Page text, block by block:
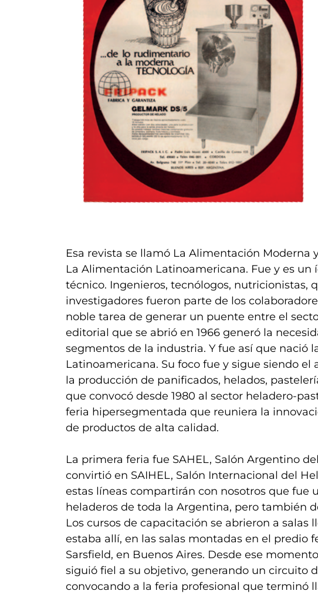
Esa revista se llamó La Alimentación
La Alimentación Latinoamericana. Fue y es
técnico. Ingenieros, tecnólogos, nutricionistas,
investigadores fueron parte de los
noble tarea de generar un puente entre el
editorial que se abrió en 1966 generó la
segmentos de la industria. Y fue así que nació
Latinoamericana. Su foco fue y sigue siendo
la producción de panificados, helados,
que convocó desde 1980 al sector heladero-
feria hipersegmentada que reuniera la
de productos de alta calidad.
La primera feria fue SAHEL, Salón Argentino
convirtió en SAIHEL, Salón Internacional del
estas líneas compartirán con nosotros que fue
heladeros de toda la Argentina, pero también
Los cursos de capacitación se abrieron a
estaba allí, en las salas montadas en el predio
Sarsfield, en Buenos Aires. Desde ese
siguió fiel a su objetivo, generando un circuito
convocando a la feria profesional que terminó